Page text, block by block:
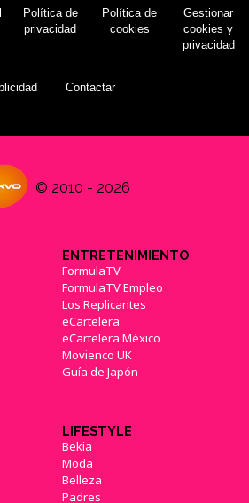
Política de
privacidad
Política de
cookies
Gestionar
cookies y
privacidad
Contactar
© 2010 - 2026
ENTRETENIMIENTO
FormulaTV
FormulaTV Empleo
Los Replicantes
eCartelera
eCartelera México
Movienco UK
Guía de Japón
LIFESTYLE
Bekia
Moda
Belleza
Padres